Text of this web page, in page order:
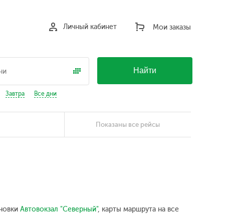
Мои заказы
Личный кабинет
Завтра Все дни
Найти
Показаны все рейсы
Автовокзал "Северный", карты маршрута на все